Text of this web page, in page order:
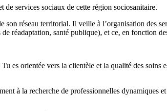
services sociaux de cette région sociosanitaire.
réseau territorial. Il veille à l’organisation des
réadaptation, santé publique), et ce, en fonction
es orientée vers la clientèle et la qualité des
à la recherche de professionnelles dynamiques